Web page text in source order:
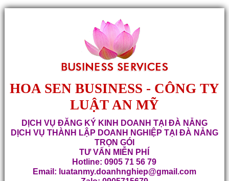
HOA SEN BUSINESS - CÔNG TY
LUẬT AN MỸ
DỊCH VỤ ĐĂNG KÝ KINH DOANH TẠI ĐÀ NẴNG
DỊCH VỤ THÀNH LẬP DOANH NGHIỆP TẠI ĐÀ NẴNG
TRỌN GÓI
TƯ VẤN MIỄN PHÍ
Hotline: 0905 71 56 79
Email: luatanmy.doanhnghiep@gmail.com